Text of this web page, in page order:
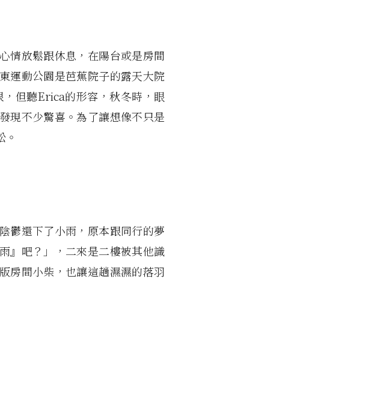
情放鬆跟休息，在陽台或是房間
運動公園是芭蕉院子的露天大院
但聽Erica的形容，秋冬時，眼
現不少驚喜。為了讓想像不只是
鬱還下了小雨，原本跟同行的夢
』吧？」，二來是二樓被其他識
房間小柴，也讓這趟濕濕的落羽